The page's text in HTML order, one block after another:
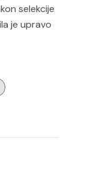
selekcije
je upravo